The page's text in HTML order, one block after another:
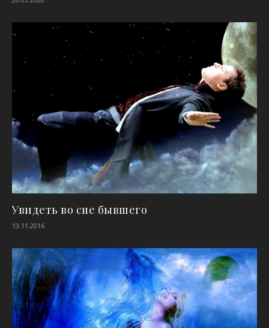
Увидеть во сне бывшего
13.11.2016